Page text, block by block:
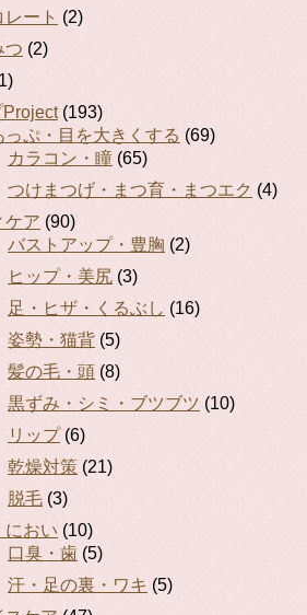
ート (2)
つ (2)
(193)
っぷ・目を大きくする (69)
カラコン・瞳 (65)
つけまつげ・まつ育・まつエク (4)
ケア (90)
バストアップ・豊胸 (2)
ヒップ・美尻 (3)
足・ヒザ・くるぶし (16)
姿勢・猫背 (5)
髪の毛・頭 (8)
黒ずみ・シミ・ブツブツ (10)
リップ(6)
乾燥対策 (21)
脱毛 (3)
におい (10)
口臭・歯 (5)
汗・足の裏・ワキ (5)